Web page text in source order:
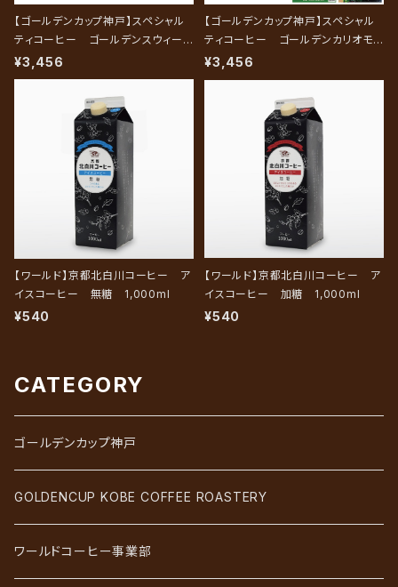
【ゴールデンカップ神戸】スペシャル
ティコーヒー ゴールデンスウィート
ベリー 200g（約20杯分）
¥3,456
【ゴールデンカップ神戸】スペシャル
ティコーヒー ゴールデンカリオモ
ン 200g（約20杯分）
¥3,456
【ワールド】京都北白川コーヒー ア
イスコーヒー 無糖 1,000ml
¥540
【ワールド】京都北白川コーヒー ア
イスコーヒー 加糖 1,000ml
¥540
CATEGORY
ゴールデンカップ神戸
GOLDENCUP KOBE COFFEE ROASTERY
ワールドコーヒー事業部